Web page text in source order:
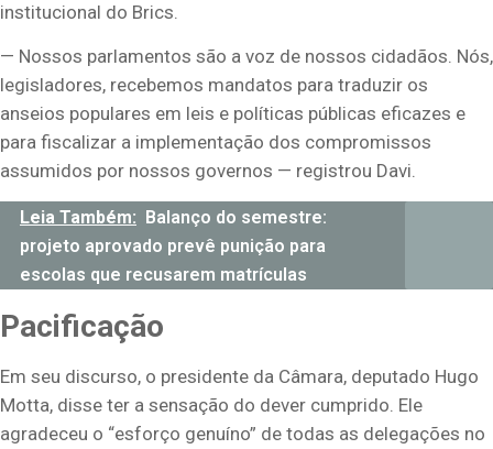
institucional do Brics.
— Nossos parlamentos são a voz de nossos cidadãos. Nós,
legisladores, recebemos mandatos para traduzir os
anseios populares em leis e políticas públicas eficazes e
para fiscalizar a implementação dos compromissos
assumidos por nossos governos — registrou Davi.
Leia Também: Balanço do semestre:
projeto aprovado prevê punição para
escolas que recusarem matrículas
Pacificação
Em seu discurso, o presidente da Câmara, deputado Hugo
Motta, disse ter a sensação do dever cumprido. Ele
agradeceu o “esforço genuíno” de todas as delegações no